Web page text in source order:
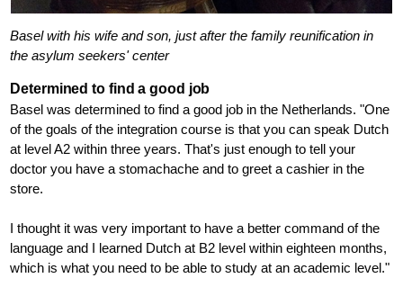
Basel with his wife and son, just after the family reunification in
the asylum seekers' center
Determined to find a good job
Basel was determined to find a good job in the Netherlands. "One
of the goals of the integration course is that you can speak Dutch
at level A2 within three years. That's just enough to tell your
doctor you have a stomachache and to greet a cashier in the
store.
I thought it was very important to have a better command of the
language and I learned Dutch at B2 level within eighteen months,
which is what you need to be able to study at an academic level."